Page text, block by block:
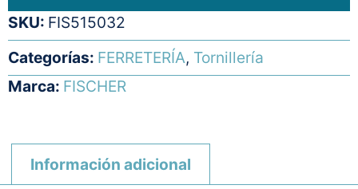
SKU: FIS515032
Categorías: FERRETERÍA, Tornillería
Marca: FISCHER
Información adicional